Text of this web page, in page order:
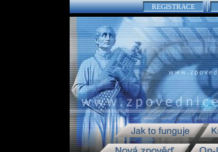
REGISTRACE